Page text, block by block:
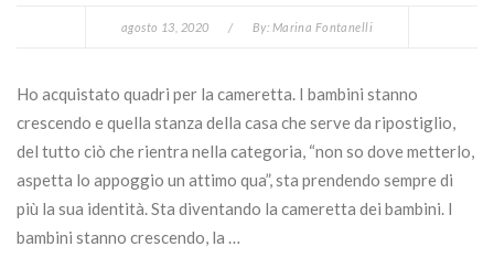
agosto 13, 2020 / By: Marina Fontanelli
Ho acquistato quadri per la cameretta. I bambini stanno
crescendo e quella stanza della casa che serve da ripostiglio,
del tutto ciò che rientra nella categoria, “non so dove metterlo,
aspetta lo appoggio un attimo qua”, sta prendendo sempre di
più la sua identità. Sta diventando la cameretta dei bambini. I
bambini stanno crescendo, la …